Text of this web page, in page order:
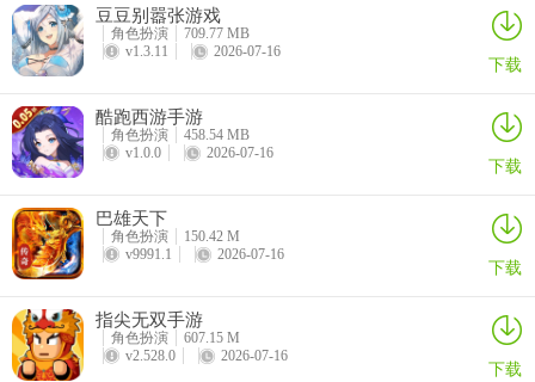
基础输出，避免攻击过低导致仇恨不稳。
半坦半输出流（小众）：主加力量，附加体质（力量:体质=6:4）。适
能依托坦度消耗对手，但团战扛伤能力略逊。
4、弓箭手（射手）
豆豆别嚣张游戏
角色扮演
709.77 MB
v1.3.11
2026-07-16 下载
酷跑西游手游
角色扮演
458.54 MB
v1.0.0
2026-07-16 下载
巴雄天下
角色扮演
150.42 M
v9991.1
2026-07-16 下载
指尖无双手游
角色扮演
607.15 M
v2.528.0
2026-07-16 下载